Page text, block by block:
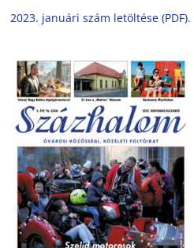
2023. januári szám letöltése (PDF).